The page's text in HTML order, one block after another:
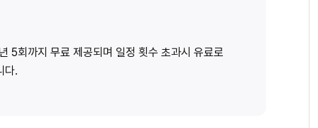
5회까지 무료 제공되며 일정 횟수 초과시 유료로
다.